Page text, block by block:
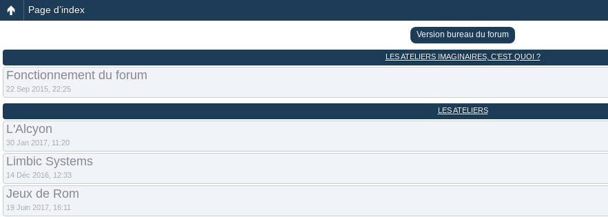
Page d’index
Version bureau du forum
LES ATELIERS IMAGINAIRES, C’EST QUOI ?
Fonctionnement du forum
22 Sep 2015, 22:25
LES ATELIERS
L'Alcyon
30 Jan 2017, 11:20
Limbic Systems
14 Déc 2016, 12:33
Jeux de Rom
19 Juin 2017, 16:11